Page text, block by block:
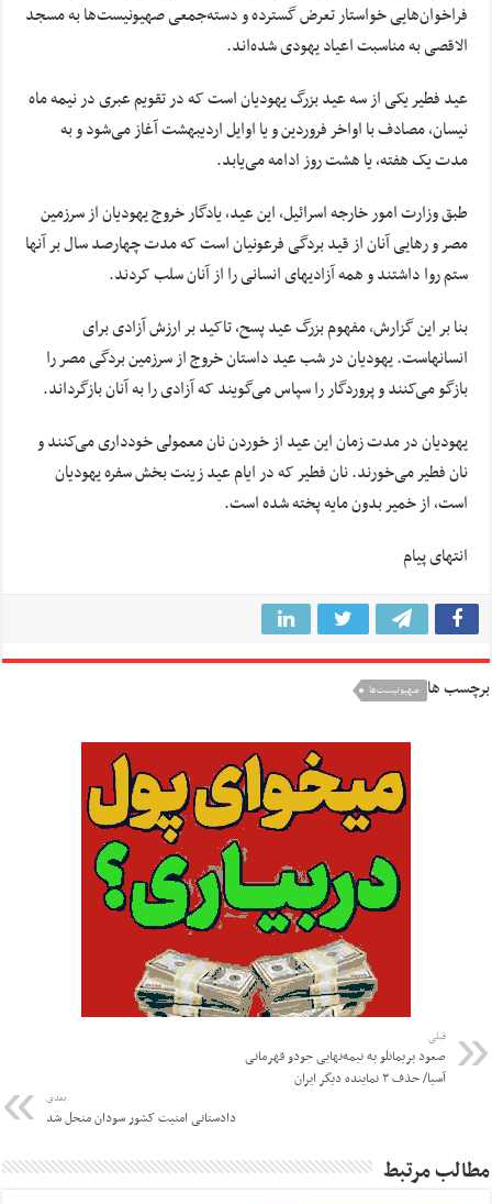
فراخوان‌هایی خواستار تعرض گسترده و دسته‌جمعی صهیونیست‌ها به مسجد
الاقصی به مناسبت اعیاد یهودی شده‌اند.
عید فطیر یکی از سه عید بزرگ یهودیان است که در تقویم عبری در نیمه ماه
نیسان، مصادف با اواخر فروردین و یا اوایل اردیبهشت آغاز می‌شود و به
مدت یک هفته، یا هشت روز ادامه می‌یابد.
طبق وزارت امور خارجه اسرائیل، این عید، یادگار خروج یهودیان از سرزمین
مصر و رهایی آنان از قید بردگی فرعونیان است که مدت چهارصد سال بر آنها
ستم روا داشتند و همه آزادیهای انسانی را از آنان سلب کردند.
بنا بر این گزارش، مفهوم بزرگ عید پسح، تاکید بر ارزش آزادی برای
انسانهاست. یهودیان در شب عید داستان خروج از سرزمین بردگی مصر را
بازگو می‌کنند و پروردگار را سپاس می‌گویند که آزادی را به آنان بازگرداند.
یهودیان در مدت زمان این عید از خوردن نان معمولی خودداری می‌کنند و
نان فطیر می‌خورند. نان فطیر که در ایام عید زینت بخش سفره یهودیان
است، از خمیر بدون مایه پخته شده است.
انتهای پیام
برچسب ها صهیونیست‌ها
قبلی
صعود بریمانلو به نیمه‌نهایی جودو قهرمانی
آسیا/ حذف ۳ نماینده دیگر ایران
بعدی
دادستانی امنیت کشور سودان منحل شد
مطالب مرتبط